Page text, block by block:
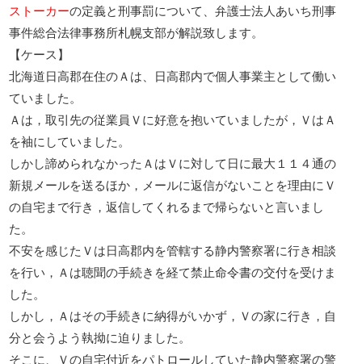
ストーカーの定義と刑事罰について、弁護士法人あいち刑事
事件総合法律事務所札幌支部が解説致します。
【ケース】
北海道日高郡在住のＡは、日高郡内で個人事業主として働い
ていました。
Ａは，取引先の従業員Ｖに好意を抱いていましたが，ＶはＡ
を袖にしていました。
しかし諦められなかったＡはＶに対して日に最大１１４通の
新規メールを送るほか，メールに返信がないことを理由にＶ
の自宅まで行き，返信してくれるまで帰らないと言いまし
た。
不安を感じたＶは日高郡内を管轄する静内警察署に行き相談
を行い，Ａは聴聞の手続きを経て禁止命令書の交付を受けま
した。
しかし，Ａはその手続きに納得がいかず，Ｖの家に行き，自
分と会うよう執拗に迫りました。
そこに、Ｖの自宅付近をパトロールしていた静内警察署の警